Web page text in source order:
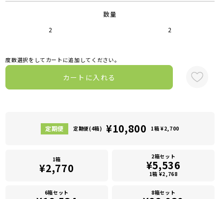
数量
2 2
度数選択をしてカートに追加してください。
カートに入れる
定期便(4箱) ¥10,800 1箱 ¥2,700
1箱
¥2,770
2箱セット
¥5,536
1箱 ¥2,768
6箱セット 8箱セット